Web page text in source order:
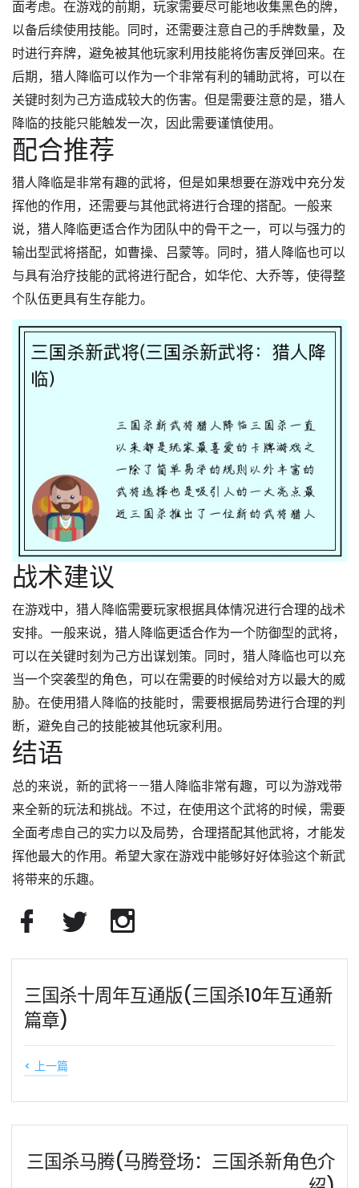
面考虑。在游戏的前期，玩家需要尽可能地收集黑色的牌，
以备后续使用技能。同时，还需要注意自己的手牌数量，及
时进行弃牌，避免被其他玩家利用技能将伤害反弹回来。在
后期，猎人降临可以作为一个非常有利的辅助武将，可以在
关键时刻为己方造成较大的伤害。但是需要注意的是，猎人
降临的技能只能触发一次，因此需要谨慎使用。
配合推荐
猎人降临是非常有趣的武将，但是如果想要在游戏中充分发
挥他的作用，还需要与其他武将进行合理的搭配。一般来
说，猎人降临更适合作为团队中的骨干之一，可以与强力的
输出型武将搭配，如曹操、吕蒙等。同时，猎人降临也可以
与具有治疗技能的武将进行配合，如华佗、大乔等，使得整
个队伍更具有生存能力。
战术建议
在游戏中，猎人降临需要玩家根据具体情况进行合理的战术
安排。一般来说，猎人降临更适合作为一个防御型的武将，
可以在关键时刻为己方出谋划策。同时，猎人降临也可以充
当一个突袭型的角色，可以在需要的时候给对方以最大的威
胁。在使用猎人降临的技能时，需要根据局势进行合理的判
断，避免自己的技能被其他玩家利用。
结语
总的来说，新的武将——猎人降临非常有趣，可以为游戏带
来全新的玩法和挑战。不过，在使用这个武将的时候，需要
全面考虑自己的实力以及局势，合理搭配其他武将，才能发
挥他最大的作用。希望大家在游戏中能够好好体验这个新武
将带来的乐趣。
三国杀十周年互通版(三国杀10年互通新
篇章)
< 上一篇
三国杀马腾(马腾登场：三国杀新角色介